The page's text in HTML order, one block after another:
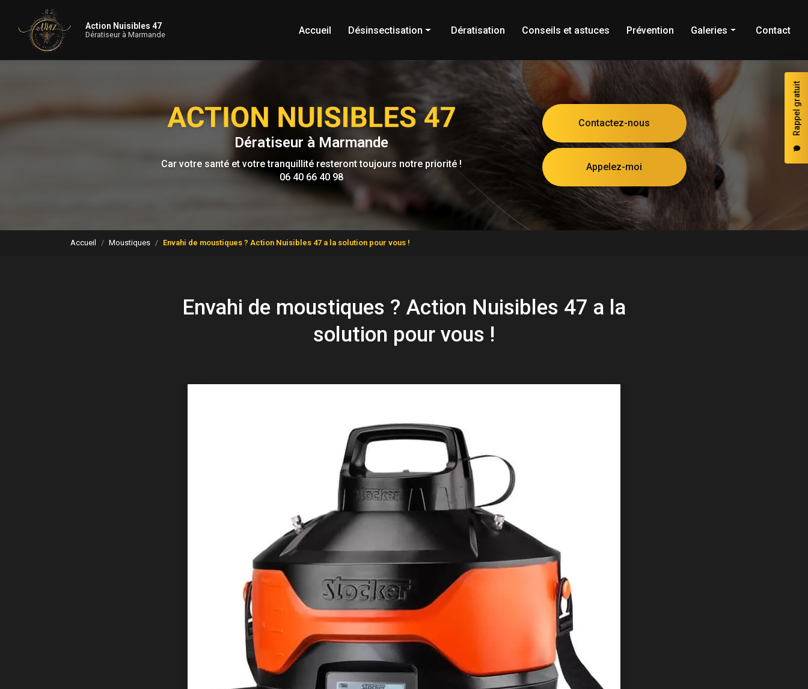
contenu
principal
Action Nuisibles 47
Dératiseur à Marmande
Rappel gratuit
Accueil Désinsectisation
Blattes
Chenilles processionnaires
Dératisation Conseils et astuces Prévention Galeries
Dératisation
Frelons
Cafards
Blattes
Guêpes
Punaises de lit
Fourmis
Contact
Dératiseur à Marmande
Car votre santé et votre tranquillité resteront toujours notre priorité !
06 40 66 40 98
Contactez-nous
Appelez-moi
Accueil Moustiques Envahi de moustiques ? Action Nuisibles 47 a la solution pour vous !
Envahi de moustiques ? Action Nuisibles 47 a la
solution pour vous !